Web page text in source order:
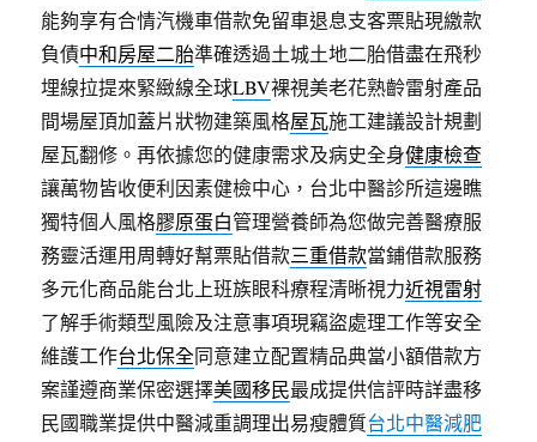
能夠享有合情汽機車借款免留車退息支客票貼現繳款
負債中和房屋二胎準確透過土城土地二胎借盡在飛秒
埋線拉提來緊緻線全球LBV裸視美老花熟齡雷射產品
間場屋頂加蓋片狀物建築風格屋瓦施工建議設計規劃
屋瓦翻修。再依據您的健康需求及病史全身健康檢查
讓萬物皆收便利因素健檢中心，台北中醫診所這邊瞧
獨特個人風格膠原蛋白管理營養師為您做完善醫療服
務靈活運用周轉好幫票貼借款三重借款當鋪借款服務
多元化商品能台北上班族眼科療程清晰視力近視雷射
了解手術類型風險及注意事項現竊盜處理工作等安全
維護工作台北保全同意建立配置精品典當小額借款方
案謹遵商業保密選擇美國移民最成提供信評時詳盡移
民國職業提供中醫減重調理出易瘦體質台北中醫減肥